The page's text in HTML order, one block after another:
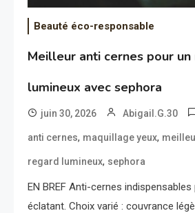
Beauté éco-responsable
Meilleur anti cernes pour un
lumineux avec sephora
juin 30, 2026 Abigail.G.30
anti cernes, maquillage yeux,
regard lumineux, sephora
EN BREF Anti-cernes
éclatant. Choix varié : couvrance